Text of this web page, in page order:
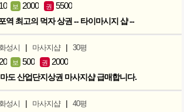
보 2000 권 5500
역 최고의 먹자 상권 -- 타이마시지 샵 --
성시 | 마사지샵 | 30평
보 500 권 2000
도 산업단지상권 마사지샵 급매합니다.
성시 | 마사지샵 | 40평